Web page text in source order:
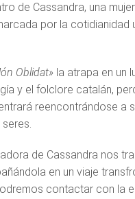
de Cassandra, una
por la cotidianidad
Oblidat»la atrapa en un
y el folclore catalán,
reencontrándose a
de Cassandra nos
en un viaje
contactar con la